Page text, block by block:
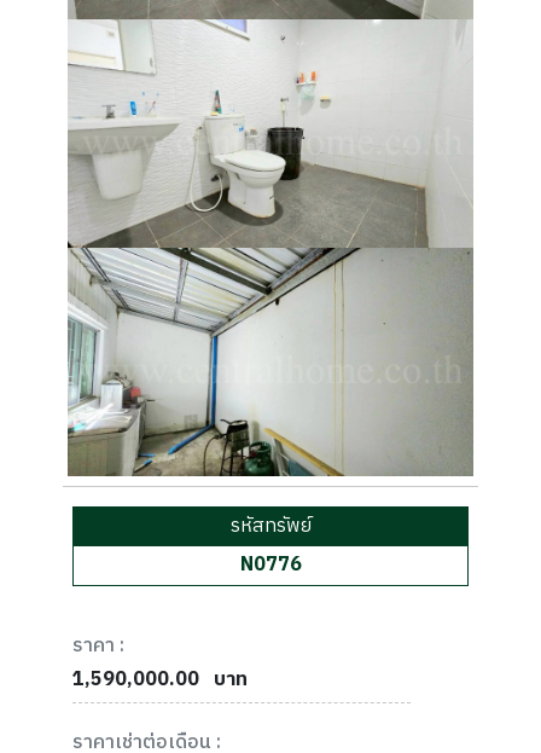
รหัสทรัพย์
N0776
ราคา :
1,590,000.00 บาท
ราคาเช่าต่อเดือน :